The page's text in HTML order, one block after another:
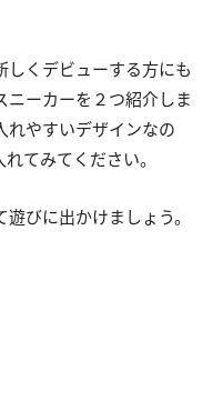
しくデビューする方にも
ーカーを２つ紹介しま
れやすいデザインなの
てみてください。
びに出かけましょう。